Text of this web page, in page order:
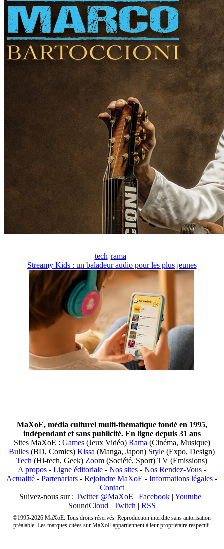
tech rama
Streamy Kids : un baladeur audio pour les plus jeunes
MaXoE, média culturel multi-thématique fondé en 1995,
indépendant et sans publicité. En ligne depuis 31 ans
Sites MaXoE : Games(Jeux Vidéo) Rama (Cinéma, Musique)
Bulles (BD, Comics) Kissa (Manga, Japon) Style (Expo, Design)
Tech (Hi-tech, Geek) Zoom (Société, Sport) TV (Emissions)
A propos- Ligne éditoriale- Nos sites- Nos Rendez-Vous-
Actualité - Partenariats - Rejoindre MaXoE - Informations légales -
Contact
Suivez-nous sur : Twitter @MaXoE | Facebook| Youtube|
SoundCloud | Twitch | RSS
©1995-2026 MaXoE. Tous droits réservés. Reproduction interdite sans autorisation
préalable. Les marques citées sur MaXoE appartiennent à leur propriétaire respectif.